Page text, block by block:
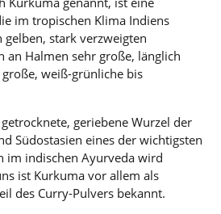
im tropischen Klima Indiens
stark verzweigten
an Halmen sehr große, länglich
weiß-grünliche bis
geriebene Wurzel der
Südostasien eines der wichtigsten
im indischen Ayurveda wird
ist Kurkuma vor allem als
des Curry-Pulvers bekannt.